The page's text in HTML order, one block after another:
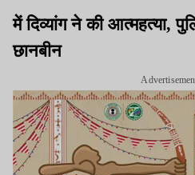
में दिव्‍यांग ने की आत्‍महत्‍या,
छानबीन